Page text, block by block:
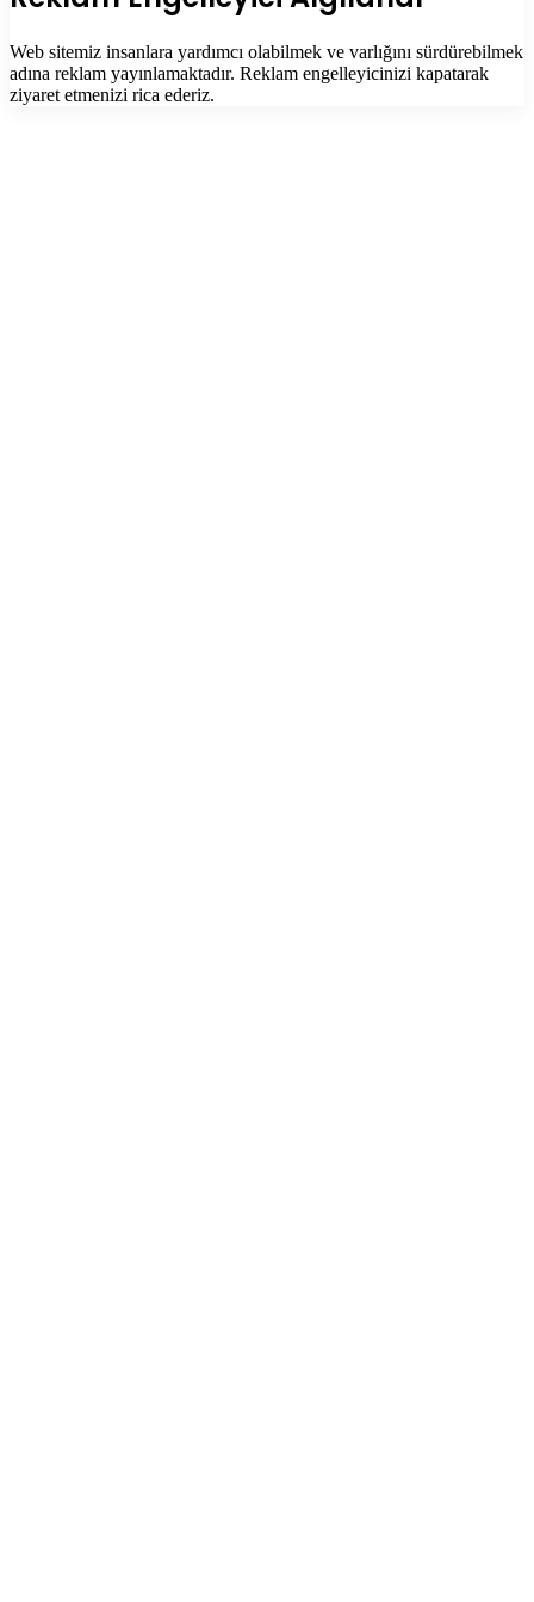
Web sitemiz insanlara yardımcı olabilmek ve varlığını sürdürebilmek
adına reklam yayınlamaktadır. Reklam engelleyicinizi kapatarak
ziyaret etmenizi rica ederiz.